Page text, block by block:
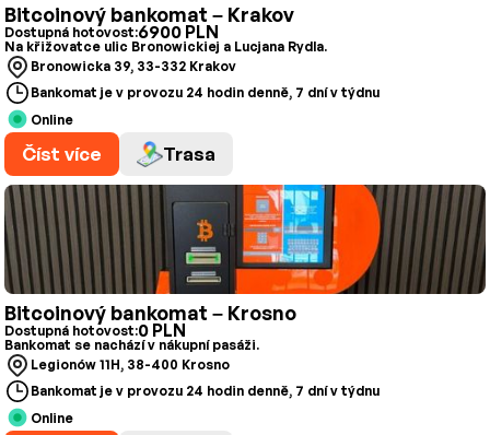
Bitcoinový bankomat – Krakov
Dostupná hotovost:6900 PLN
Na křižovatce ulic Bronowickiej a Lucjana Rydla.
Bronowicka 39, 33-332 Krakov
Bankomat je v provozu 24 hodin denně, 7 dní v týdnu
Online
Číst více Trasa
Bitcoinový bankomat – Krosno
Dostupná hotovost:0 PLN
Bankomat se nachází v nákupní pasáži.
Legionów 11H, 38-400 Krosno
Bankomat je v provozu 24 hodin denně, 7 dní v týdnu
Online